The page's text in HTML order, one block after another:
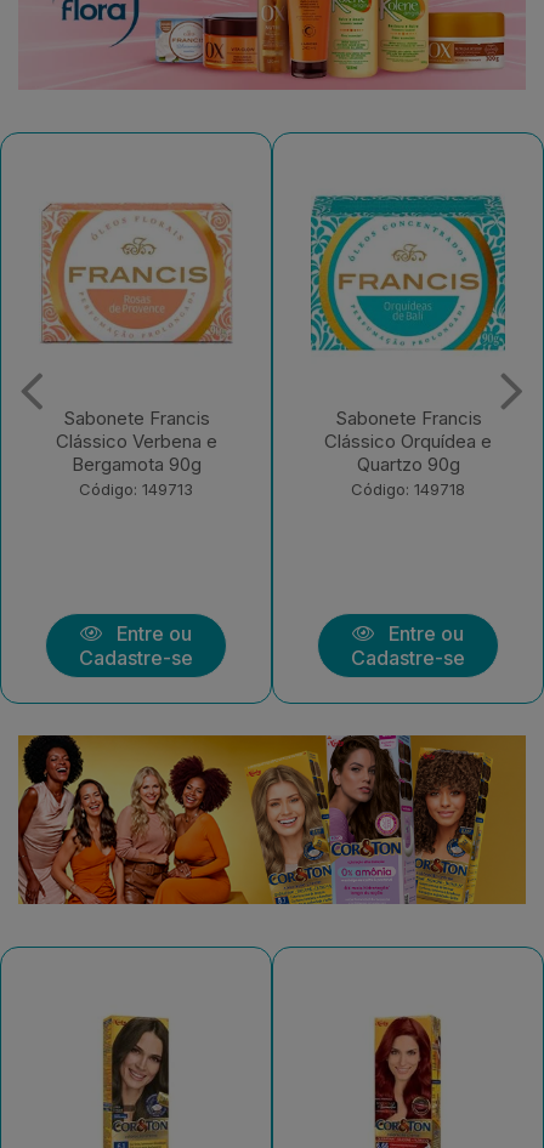
Sabonete Francis
Clássico Orquídea e
Quartzo 90g
Código: 149718
Entre ou
Cadastre-se
Desodorante Aerossol
Francis Men Active
Código: 182965
Entre ou
Cadastre-se